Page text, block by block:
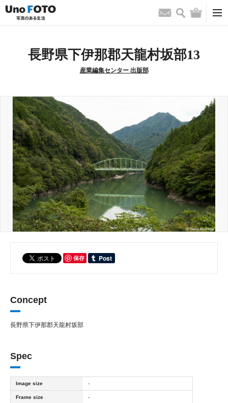
お問い合わせ
検索 バッグ
長野県下伊那郡天龍村坂部13
産業編集センター 出版部
保存
Concept
長野県下伊那郡天龍村坂部
Spec
Image size -
Frame size -